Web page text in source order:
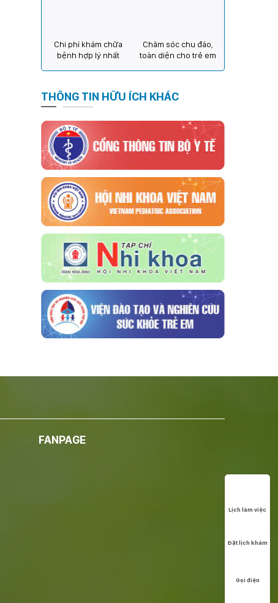
Chi phí khám chữa
bệnh hợp lý nhất
Chăm sóc chu đáo,
toàn diện cho trẻ em
THÔNG TIN HỮU ÍCH KHÁC
FANPAGE
Lịch làm việc
Đặt lịch khám
Gọi điện